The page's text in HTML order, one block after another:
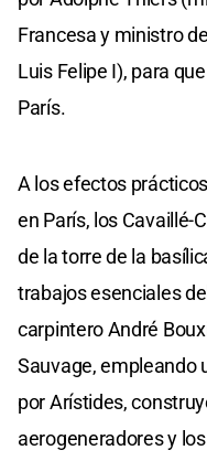
Francesa y ministro
Luis Felipe I), para
París.
A los efectos
en París, los Cavaillé-
de la torre de la
trabajos esenciales
carpintero André
Sauvage, empleando
por Arístides,
aerogeneradores y